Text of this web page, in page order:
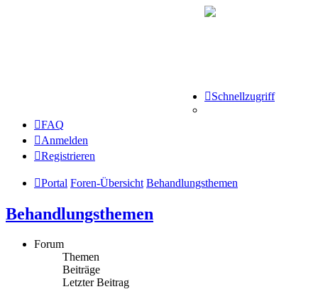
Schnellzugriff
FAQ
Anmelden
Registrieren
Portal Foren-Übersicht Behandlungsthemen
Behandlungsthemen
Forum
Themen
Beiträge
Letzter Beitrag